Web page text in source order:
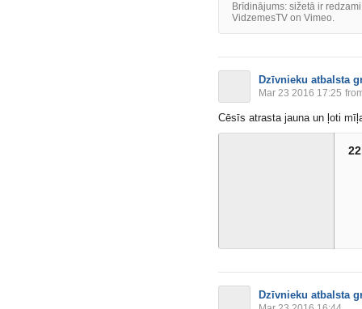
Brīdinājums: sižetā ir
VidzemesTV on Vimeo.
Dzīvnieku atbalsta
Mar 23 2016 17:25
Cēsīs atrasta jauna un ļoti
Dzīvnieku atbalsta